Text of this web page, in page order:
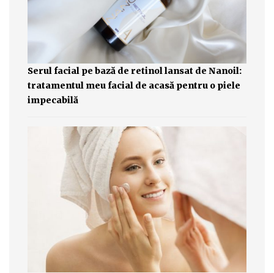
Serul facial pe bază de retinol lansat de Nanoil:
tratamentul meu facial de acasă pentru o piele
impecabilă